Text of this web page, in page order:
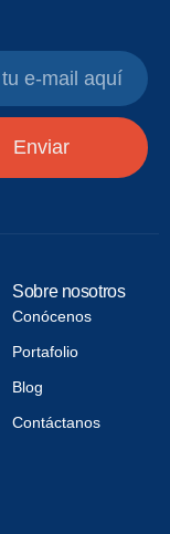
Enviar
Sobre nosotros
Conócenos
Portafolio
Blog
Contáctanos